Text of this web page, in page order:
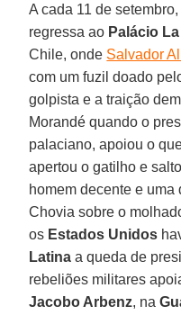
A cada 11 de
regressa ao Palácio
Chile, onde Salvador
com um fuzil doado
golpista e a traição
Morandé quando o
palaciano, apoiou o
apertou o gatilho e
homem decente e
Chovia sobre o
os Estados Unidos
Latina a queda de
rebeliões militares
Jacobo Arbenz, na